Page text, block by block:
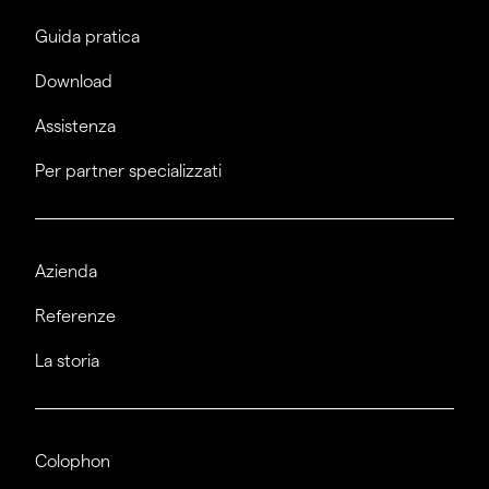
Guida pratica
Download
Assistenza
Per partner specializzati
Azienda
Referenze
La storia
Colophon